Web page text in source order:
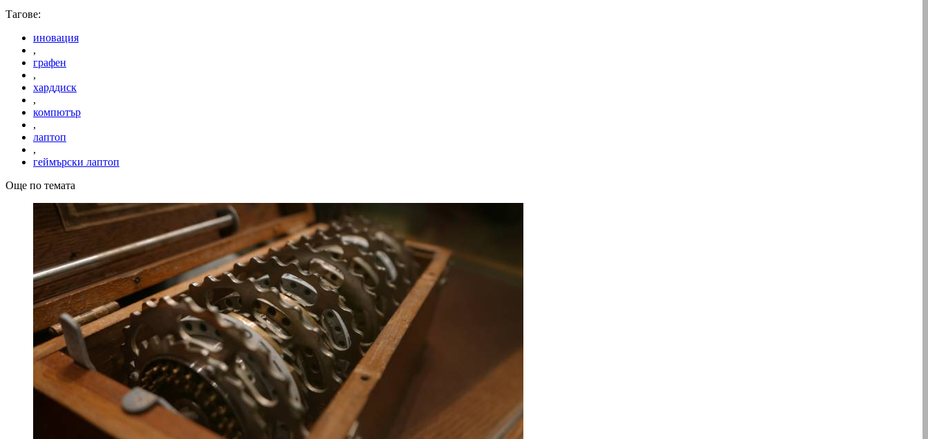
Тагове:
иновация
,
графен
,
харддиск
,
компютър
,
лаптоп
,
геймърски лаптоп
Още по темата